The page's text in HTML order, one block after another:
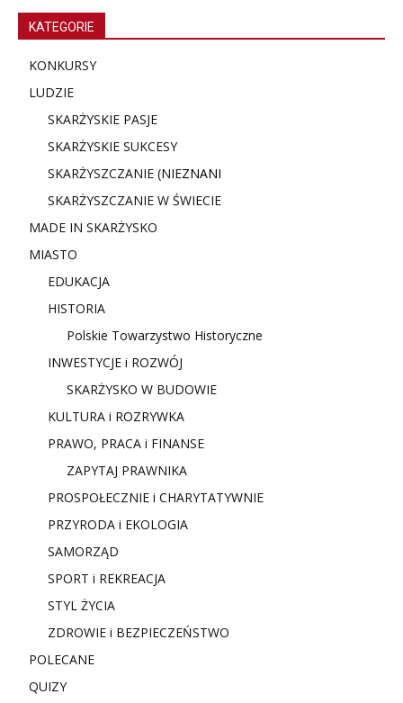
KATEGORIE
KONKURSY
LUDZIE
SKARŻYSKIE PASJE
SKARŻYSKIE SUKCESY
SKARŻYSZCZANIE (NIEZNANI
SKARŻYSZCZANIE W ŚWIECIE
MADE IN SKARŻYSKO
MIASTO
EDUKACJA
HISTORIA
Polskie Towarzystwo Historyczne
INWESTYCJE i ROZWÓJ
SKARŻYSKO W BUDOWIE
KULTURA i ROZRYWKA
PRAWO, PRACA i FINANSE
ZAPYTAJ PRAWNIKA
PROSPOŁECZNIE i CHARYTATYWNIE
PRZYRODA i EKOLOGIA
SAMORZĄD
SPORT i REKREACJA
STYL ŻYCIA
ZDROWIE i BEZPIECZEŃSTWO
POLECANE
QUIZY